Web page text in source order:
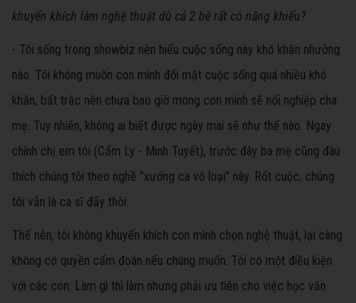
khuyến khích làm nghệ thuật dù cả 2 bé rất có năng khiếu?
- Tôi sống trong showbiz nên hiểu cuộc sống này khó khăn nhường
nào. Tôi không muốn con mình đối mặt cuộc sống quá nhiều khó
khăn, bất trắc nên chưa bao giờ mong con mình sẽ nối nghiệp cha
mẹ. Tuy nhiên, không ai biết được ngày mai sẽ như thế nào. Ngay
chính chị em tôi (Cẩm Ly - Minh Tuyết), trước đây ba mẹ cũng đâu
thích chúng tôi theo nghề "xướng ca vô loại" này. Rốt cuộc, chúng
tôi vẫn là ca sĩ đấy thôi.
Thế nên, tôi không khuyến khích con mình chọn nghệ thuật, lại càng
không có quyền cấm đoán nếu chúng muốn. Tôi có một điều kiện
với các con: Làm gì thì làm nhưng phải ưu tiên cho việc học văn